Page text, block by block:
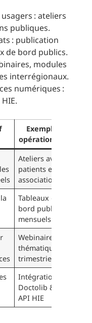
: ateliers
publiques.
: publication
de bord publics.
modules
interrégionaux.
numériques :
Exemple
opérationnel
Ateliers avec
patients et
associations
Tableaux de
bord publics
mensuels
Webinaires
thématiques
trimestriels
Intégration
Doctolib &
API HIE